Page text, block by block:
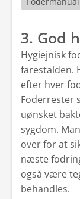
3. God
Hygiejnisk
farestalden.
efter hver
Foderrester
uønsket
sygdom.
over for at
næste
også være
behandles.